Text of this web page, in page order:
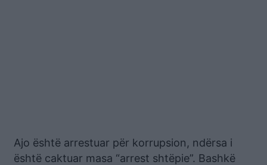
Ajo është arrestuar për korrupsion, ndërsa i
është caktuar masa “arrest shtëpie”. Bashkë